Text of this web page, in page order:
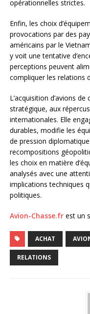
opérationnelles strictes.
Enfin, les choix
provocations par des
américains par le
y voit une tentative
perceptions peuvent
compliquer les relations
L’acquisition d’avions
stratégique, aux
internationales. Elle
durables, modifie les
de pression
recompositions
les choix en matière
analysés avec une
implications techniques
politiques.
Avion-Chasse.fr est un
ACHAT
RELATIONS